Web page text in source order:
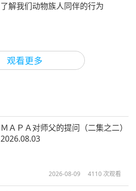
观看更多
了解我们动物族人同伴的行为
2024-01-12
动物族人同伴们成为纯素者也可以帮
ＭＡＰＡ对师父的提问（二集之二）
2026.08.03
2026-08-09 4110 次观看